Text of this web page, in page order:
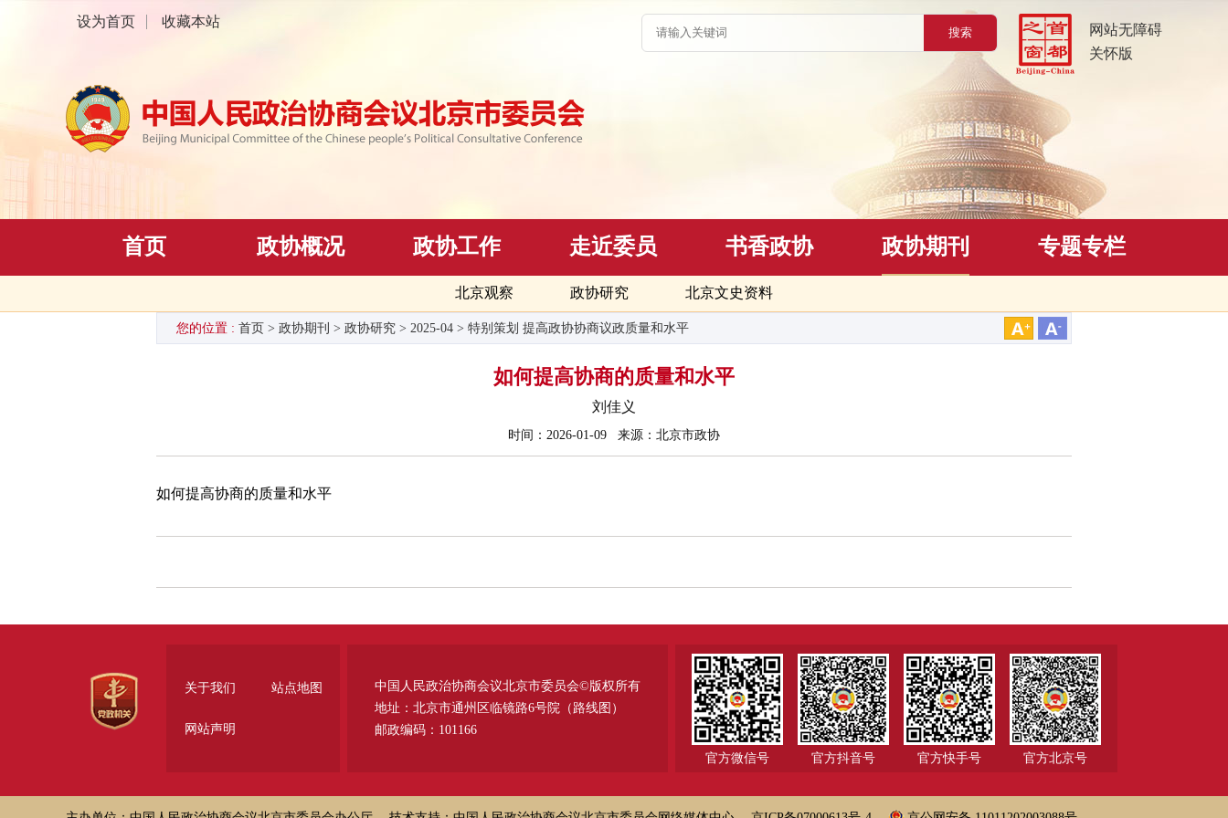
网站无障碍
关怀版
设为首页 收藏本站
首页 政协概况 政协工作 走近委员 书香政协 政协期刊
北京观察 政协研究 北京文史资料
专题专栏
您的位置 : 首页 > 政协期刊 > 政协研究 > 2025-04 > 特别策划 提高政协协商议政质量和水平
如何提高协商的质量和水平
刘佳义
时间：2026-01-09 来源：北京市政协
如何提高协商的质量和水平
关于我们 站点地图
网站声明
中国人民政治协商会议北京市委员会©版权所有
地址：北京市通州区临镜路6号院（ 路线图 ）
邮政编码：101166
官方微信号 官方抖音号 官方快手号 官方北京号